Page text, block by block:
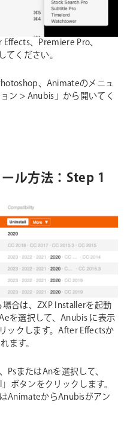
、Premiere Pro、
ください。
、Animateのメニュ
ン > Anubis」から開いてく
ル方法：Step 1
合は、ZXP Installerを起動
を選択して、Anubis に表示
ックします。After Effectsか
ます。
またはAnを選択して、
ボタンをクリックします。
AnimateからAnubisがアン